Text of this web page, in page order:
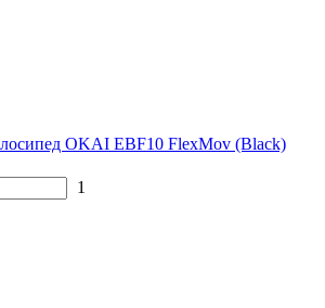
OKAI EBF10 FlexMov (Black)
1